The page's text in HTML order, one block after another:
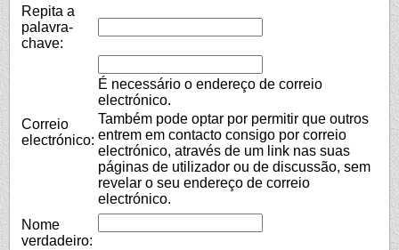
Repita a
palavra-
chave:
Correio
electrónico:
É necessário o endereço de correio
electrónico.
Também pode optar por permitir que outros
entrem em contacto consigo por correio
electrónico, através de um link nas suas
páginas de utilizador ou de discussão, sem
revelar o seu endereço de correio
electrónico.
Nome
verdadeiro: